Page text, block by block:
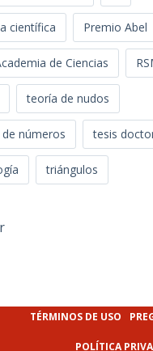
científica Premio Abel
de Ciencias
teoría de nudos
números tesis
triángulos
TÉRMINOS DE USO
POLÍTICA